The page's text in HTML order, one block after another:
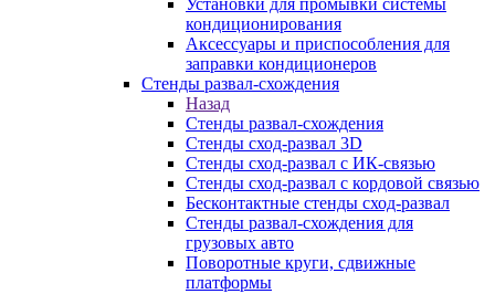
Установки для промывки системы
кондиционирования
Аксессуары и приспособления для
заправки кондиционеров
Стенды развал-схождения
Назад
Стенды развал-схождения
Стенды сход-развал 3D
Стенды сход-развал с ИК-связью
Стенды сход-развал с кордовой связью
Бесконтактные стенды сход-развал
Стенды развал-схождения для
грузовых авто
Поворотные круги, сдвижные
платформы